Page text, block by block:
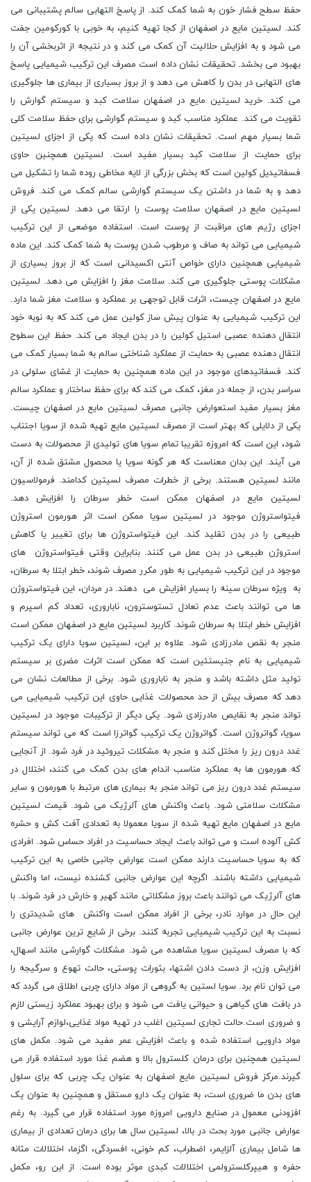
حفظ سطح فشار خون به شما کمک کند. از پاسخ التهابی سالم پشتیبانی می
کند. لسیتین مایع در اصفهان از کجا تهیه کنیم، به خوبی با کورکومین جفت
می شود و به افزایش حلالیت آن کمک می کند و در نتیجه از اثربخشی آن را
بهبود می بخشد. تحقیقات نشان داده است مصرف این ترکیب شیمیایی پاسخ
های التهابی در بدن را کاهش می دهد و از بروز بسیاری از بیماری ها جلوگیری
می کند. خرید لسیتین مایع در اصفهان سلامت کبد و سیستم گوارش را
تقویت می کند. عملکرد مناسب کبد و سیستم گوارشی برای حفظ سلامت کلی
شما بسیار مهم است. تحقیقات نشان داده است که یکی از اجزای لسیتین
برای حمایت از سلامت کبد بسیار مفید است. لسیتین همچنین حاوی
فسفاتیدیل کولین است که بخش بزرگی از لایه مخاطی روده شما را تشکیل می
دهد و به شما در داشتن یک سیستم گوارشی سالم کمک می کند. فروش
لسیتین مایع در اصفهان سلامت پوست را ارتقا می دهد. لسیتین یکی از
اجزای رژیم های مراقبت از پوست است. استفاده موضعی از این ترکیب
شیمیایی می تواند به صاف و مرطوب شدن پوست به شما کمک کند. این ماده
شیمیایی همچنین دارای خواص آنتی اکسیدانی است که از بروز بسیاری از
مشکلات پوستی جلوگیری می کند. سلامت مغز را افزایش می دهد. لسیتین
مایع در اصفهان چیست، اثرات قابل توجهی بر عملکرد و سلامت مغز شما دارد.
این ترکیب شیمیایی به عنوان پیش ساز کولین عمل می کند که به نوبه خود
انتقال دهنده عصبی استیل کولین را در بدن ایجاد می کند. حفظ این سطوح
انتقال دهنده عصبی به حمایت از عملکرد شناختی سالم به شما بسیار کمک می
کند. فسفاتیدهای موجود در این ماده همچنین به حمایت از غشای سلولی در
سراسر بدن، از جمله در مغز، کمک می کند که برای حفظ ساختار و عملکرد سالم
مغز بسیار مفید استعوارض جانبی مصرف لسیتین مایع در اصفهان چیست.
یکی از دلایلی که بهتر است از مصرف لسیتین مایع تهیه شده از سویا اجتناب
شود، این است که امروزه تقریبا تمام سویا های تولیدی از محصولات به دست
می آیند. این بدان معناست که هر گونه سویا یا محصول مشتق شده از آن،
مانند لسیتین هستند. برخی از خطرات مصرف لسیتین کدامند. فرمولاسیون
لسیتین مایع در اصفهان ممکن است خطر سرطان را افزایش دهد.
فیتواستروژن موجود در لسیتین سویا ممکن است اثر هورمون استروژن
طبیعی را در بدن تقلید کند. این فیتواستروژن ها برای تغییر یا کاهش
استروژن طبیعی در بدن عمل می کنند. بنابراین وقتی فیتواستروژن های
موجود در این ترکیب شیمیایی به طور مکرر مصرف شوند، خطر ابتلا به سرطان،
به ویژه سرطان سینه را بسیار افزایش می دهند. در مردان، این فیتواستروژن
ها می توانند باعث عدم تعادل تستوسترون، ناباروری، تعداد کم اسپرم و
افزایش خطر ابتلا به سرطان شوند. کاربرد لسیتین مایع در اصفهان ممکن است
منجر به نقص مادرزادی شود. علاوه بر این، لسیتین سویا دارای یک ترکیب
شیمیایی به نام جنیستئین است که ممکن است اثرات مضری بر سیستم
تولید مثل داشته باشد و منجر به ناباروری شود. برخی از مطالعات نشان می
دهد که مصرف بیش از حد محصولات غذایی حاوی این ترکیب شیمیایی می
تواند منجر به نقایص مادرزادی شود. یکی دیگر از ترکیبات موجود در لسیتین
سویا، گواتروژن است. گواتروژن یک ترکیب گواترزا است که می تواند سیستم
غدد درون ریز را مختل کند و منجر به مشکلات تیروئید در فرد شود. از آنجایی
که هورمون ها به عملکرد مناسب اندام های بدن کمک می کنند، اختلال در
سیستم غدد درون ریز می تواند منجر به بیماری های مرتبط با هورمون و سایر
مشکلات سلامتی شود. باعث واکنش های آلرژیک می شود. قیمت لسیتین
مایع در اصفهان مایع تهیه شده از سویا معمولا به تعدادی آفت کش و حشره
کش آلوده است و می تواند باعث ایجاد حساسیت در افراد حساس شود. افرادی
که به سویا حساسیت دارند ممکن است عوارض جانبی خاصی به این ترکیب
شیمیایی داشته باشند. اگرچه این عوارض جانبی کشنده نیست، اما واکنش
های آلرژیک می توانند باعث بروز مشکلاتی مانند کهیر و خارش در فرد شوند. با
این حال در موارد نادر، برخی از افراد ممکن است واکنش های شدیدتری را
نسبت به این ترکیب شیمیایی تجربه کنند. برخی از شایع ترین عوارض جانبی
که با مصرف لسیتین سویا مشاهده می شود. مشکلات گوارشی مانند اسهال،
افزایش وزن، از دست دادن اشتها، بثورات پوستی، حالت تهوع و سرگیجه را
می توان نام برد. سویا لستین به گروهی از مواد دارای چربی اطلاق می گردد که
در بافت های گیاهی و حیوانی یافت می شود و برای بهبود عملکرد زیستی لازم
و ضروری است.حالت تجاری لسیتین اغلب در تهیه مواد غذایی،لوازم آرایشی و
مواد دارویی استفاده شده و باعث افزایش عمر مفید می شود. مکمل های
لسیتین همچنین برای درمان کلسترول بالا و هضم غذا مورد استفاده قرار می
گیرند.مرکز فروش لسیتین مایع اصفهان به عنوان یک چربی که برای سلول
های بدن ما ضروری است، به عنوان یک دارو مستقل و همچنین به عنوان یک
افزودنی معمول در صنایع دارویی امروزه مورد استفاده قرار می گیرد. به رغم
عوارض جانبی مورد بحث در بالا، لسیتین سال ها برای درمان تعدادی از بیماری
ها شامل بیماری آلزایمر، اضطراب، کم خونی، افسردگی، اگزما، اختلالات مثانه
حفره و هیپرکلسترولمی اختلالات کبدی موثر بوده است. از این رو، مکمل